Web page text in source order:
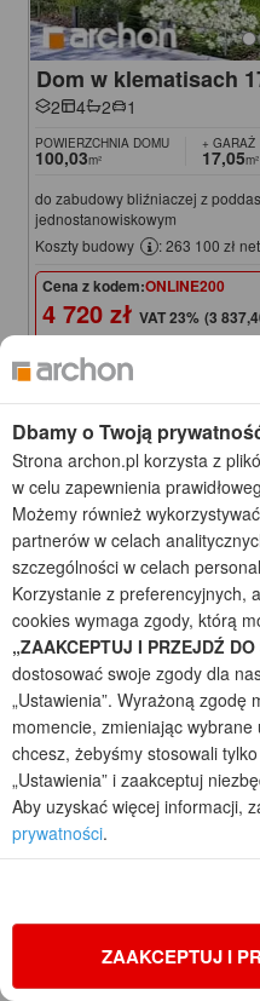
Dom w klematisach
2 4 2 1
POWIERZCHNIA DOMU
100,03m²
+ GARAŻ
17,05m²
do zabudowy bliźniaczej z
jednostanowiskowym
Koszty budowy
: 263 100 zł
Cena z kodem:ONLINE200
4 720 zł (3
na zamówienia przez
Cena regularna
Najniższa cena z 30 dni przed
Dom w malinówkach
2 5 2
Koszty budowy
: 260 400 zł
Dbamy o Twoją
Strona archon.pl korzysta z
w celu zapewnienia
Możemy również
partnerów w celach
szczególności w celach
Korzystanie z preferencyjnych,
cookies wymaga zgody, którą
„ZAAKCEPTUJ I PRZEJDŹ DO
dostosować swoje zgody dla
„Ustawienia”. Wyrażoną zgodę
momencie, zmieniając
chcesz, żebyśmy stosowali
„Ustawienia” i zaakceptuj
Aby uzyskać więcej informacji,
prywatności.
ZAAKCEPTUJ I